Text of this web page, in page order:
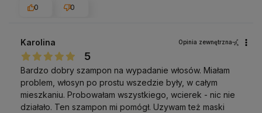
0
0
Karolina Opinia zewnętrzna
5
Bardzo dobry szampon na wypadanie włosów. Miałam
problem, włosyn po prostu wszedzie były, w całym
mieszkaniu. Probowałam wszystkiego, wcierek - nic nie
działało. Ten szampon mi pomógł. Uzywam też maski